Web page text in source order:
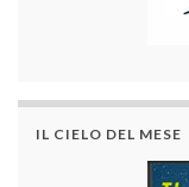
IL CIELO DEL MESE